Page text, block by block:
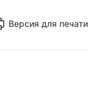
Версия для печати